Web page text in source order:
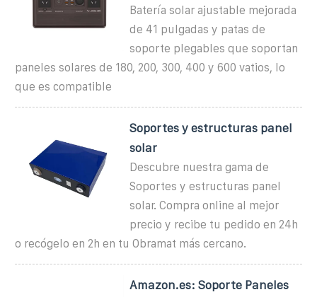
Batería solar ajustable mejorada
de 41 pulgadas y patas de
soporte plegables que soportan
paneles solares de 180, 200, 300, 400 y 600 vatios, lo
que es compatible
Soportes y estructuras panel
solar
Descubre nuestra gama de
Soportes y estructuras panel
solar. Compra online al mejor
precio y recibe tu pedido en 24h
o recógelo en 2h en tu Obramat más cercano.
Amazon.es: Soporte Paneles